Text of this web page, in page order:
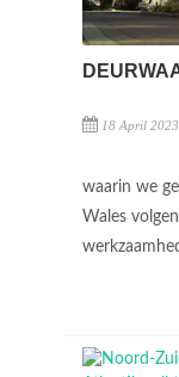
18 April 2023
waarin we
Wales